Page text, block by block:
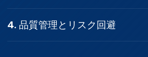
4. 品質管理とリスク回避